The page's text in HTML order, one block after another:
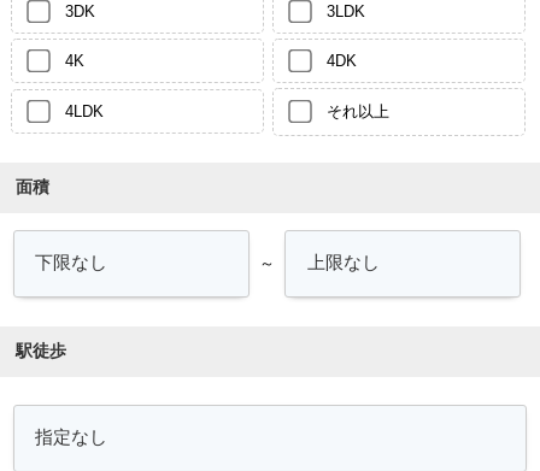
3DK 3LDK
4K 4DK
4LDK それ以上
面積
～
駅徒歩